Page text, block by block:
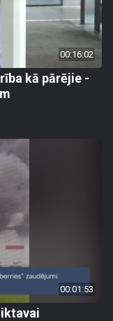
00:16:02
kā pārējie -
00:01:53